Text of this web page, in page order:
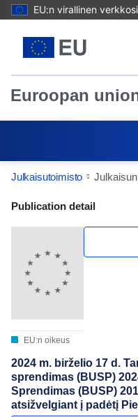
EU:n virallinen
Euroopan
Julkaisutoimisto
Publication
Publication detail
EU:n oikeus
2024 m. birželio 17 d.
sprendimas (BUSP)
Sprendimas (BUSP)
atsižvelgiant į padėtį